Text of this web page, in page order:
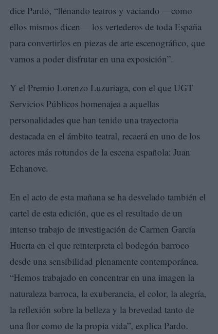
dice Pardo, “llenando teatros y vaciando —como
ellos mismos dicen— los vertederos de toda España
para convertirlos en piezas de arte escenográfico, que
vamos a poder disfrutar en una exposición”.
Y el Premio Lorenzo Luzuriaga, con el que UGT
Servicios Públicos homenajea a aquellas
personalidades que han tenido una trayectoria
destacada en el ámbito teatral, recaerá en uno de los
actores más rotundos de la escena española: Juan
Echanove.
En el acto de esta mañana se ha desvelado también el
cartel de esta edición, que es el resultado de un
intenso trabajo de investigación de Carmen García
Huerta en el que reinterpreta el bodegón barroco
desde una sensibilidad plenamente contemporánea.
“Hemos trabajado en concentrar en una imagen la
naturaleza barroca, la exuberancia, el color, la alegría,
la reflexión sobre la belleza y la brevedad tanto de
una flor como de la propia vida”, explica Pardo.